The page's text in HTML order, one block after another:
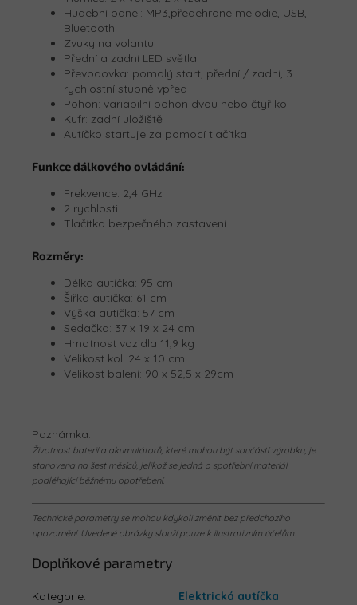
Hudební panel: MP3,předehrané melodie, USB,
Bluetooth
Zvuky na volantu
Přední a zadní LED světla
Převodovka: pomalý start, přední / zadní, 3
rychlostní stupně vpřed
Pohon: variabilní pohon dvou nebo čtyř kol
Kufr: zadní uložiště
Autíčko startuje za pomocí tlačítka
Funkce dálkového ovládání:
Frekvence: 2,4 GHz
2 rychlosti
Tlačítko bezpečného zastavení
Rozměry:
Délka autíčka: 95 cm
Šířka autíčka: 61 cm
Výška autíčka: 57 cm
Sedačka: 37 x 19 x 24 cm
Hmotnost vozidla 11,9 kg
Velikost kol: 24 x 10 cm
Velikost balení: 90 x 52,5 x 29cm
Poznámka:
Životnost baterií a akumulátorů, které mohou být součástí výrobku, je
stanovena na šest měsíců, jelikož se jedná o spotřební materiál
podléhající běžnému opotřebení.
Technické parametry se mohou kdykoli změnit bez předchozího
upozornění. Uvedené obrázky slouží pouze k ilustrativním účelům.
Doplňkové parametry
Kategorie:
Elektrická autíčka